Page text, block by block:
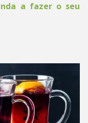
a fazer o seu